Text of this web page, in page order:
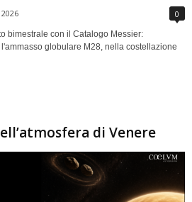
0
bimestrale con il Catalogo Messier:
globulare M28, nella costellazione
di Venere